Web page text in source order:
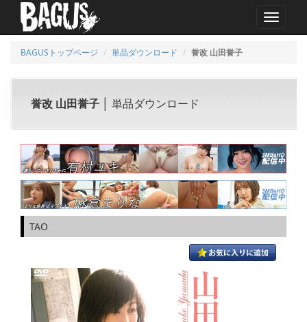
MENU
BAGUSトップページ 単品ダウンロード 誉改 山田誉子
誉改 山田誉子 │ 単品ダウンロード
TAO